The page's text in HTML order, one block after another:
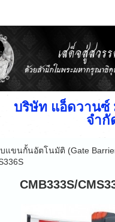
บริษัท แอ็ดวานซ์
จำกั
แขนกั้นอัตโนมัติ (Gate
CMB333S/